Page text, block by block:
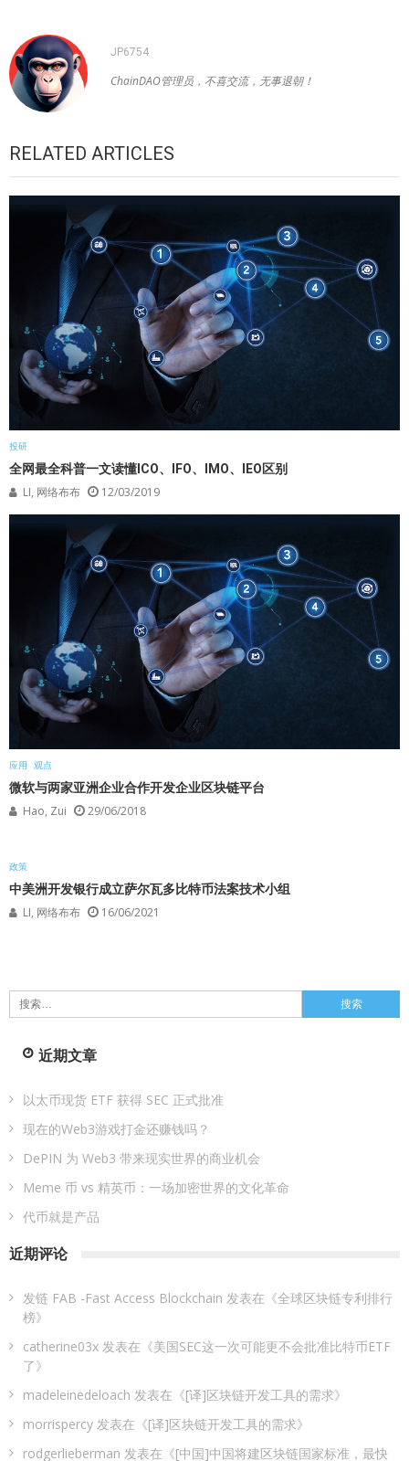
JP6754
ChainDAO管理员，不喜交流，无事退朝！
RELATED ARTICLES
投研
全网最全科普一文读懂ICO、IFO、IMO、IEO区别
LI, 网络布布 12/03/2019
应用 观点
微软与两家亚洲企业合作开发企业区块链平台
Hao, Zui 29/06/2018
政策
中美洲开发银行成立萨尔瓦多比特币法案技术小组
LI, 网络布布 16/06/2021
搜
索：
近期文章
以太币现货 ETF 获得 SEC 正式批准
现在的Web3游戏打金还赚钱吗？
DePIN 为 Web3 带来现实世界的商业机会
Meme 币 vs 精英币：一场加密世界的文化革命
代币就是产品
近期评论
发链 FAB -Fast Access Blockchain 发表在《全球区块链专利排行
榜》
catherine03x 发表在《美国SEC这一次可能更不会批准比特币ETF
了》
madeleinedeloach 发表在《[译]区块链开发工具的需求》
morrispercy 发表在《[译]区块链开发工具的需求》
rodgerlieberman 发表在《[中国]中国将建区块链国家标准，最快